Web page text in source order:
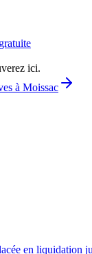
ici.
à Moissac
en liquidation